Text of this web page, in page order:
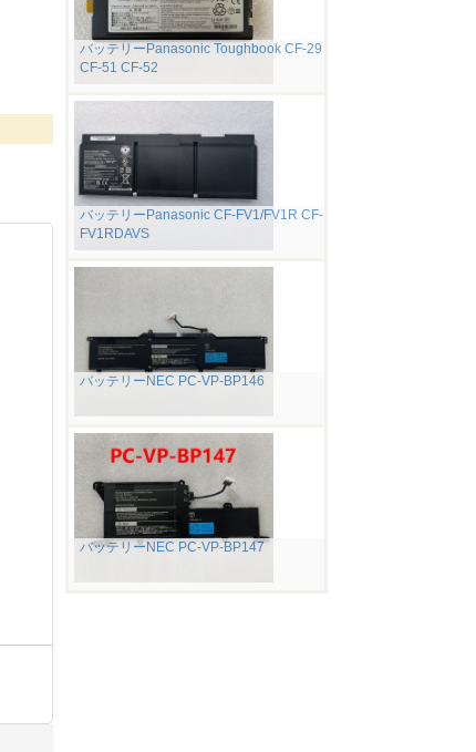
バッテリーPanasonic Toughbook CF-29
CF-51 CF-52
バッテリーPanasonic CF-FV1/FV1R CF-
FV1RDAVS
バッテリーNEC PC-VP-BP146
バッテリーNEC PC-VP-BP147